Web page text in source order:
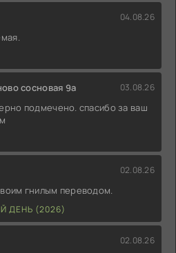
04.08.26
сосновая 9а 03.08.26
подмечено. спасибо за ваш
02.08.26
гнилым переводом.
ДЕНЬ (2026)
02.08.26